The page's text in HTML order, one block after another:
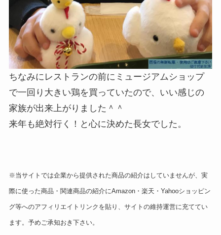
ちなみにレストランの前にミュージアムショップ
で一回り大きい鶏を買っていたので、いい感じの
家族が出来上がりました＾＾
来年も絶対行く！と心に決めた長女でした。
※当サイトでは企業から提供された商品の紹介はしていませんが、実
際に使った商品・関連商品の紹介にAmazon・楽天・Yahooショッピン
グ等へのアフィリエイトリンクを貼り、サイトの維持運営に充ててい
ます。予めご承知おき下さい。